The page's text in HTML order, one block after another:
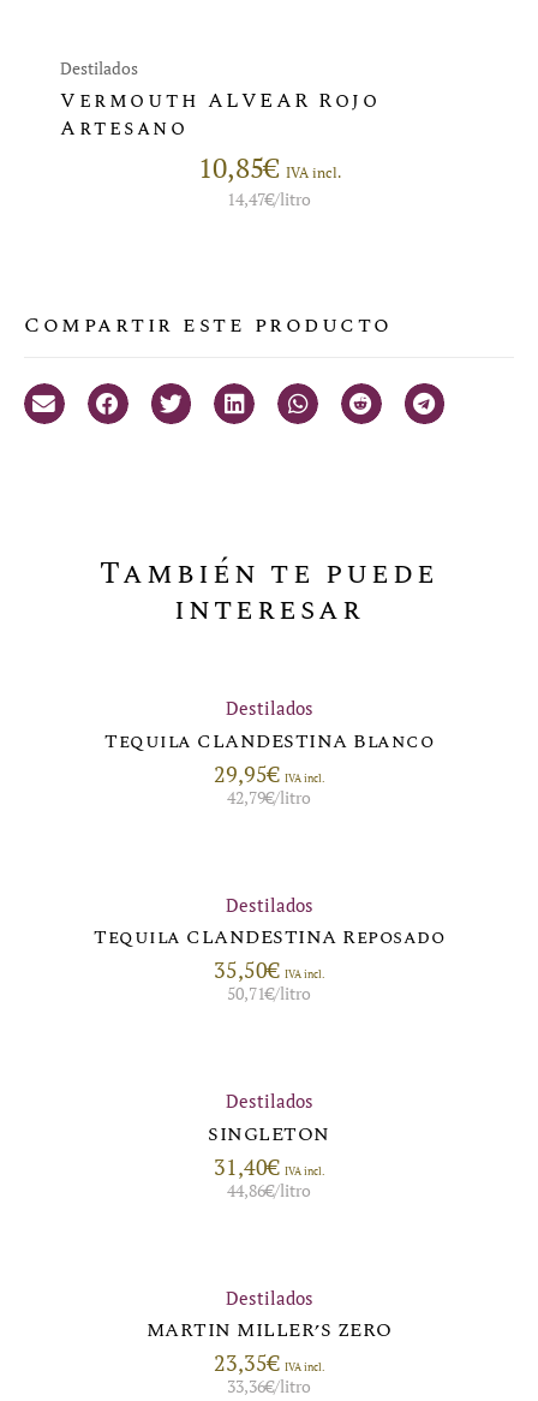
Destilados
Vermouth ALVEAR Rojo
Artesano
10,85€ IVA incl.
14,47€/litro
Compartir este producto
También te puede
interesar
Destilados
Tequila CLANDESTINA Blanco
29,95€ IVA incl.
42,79€/litro
Destilados
Tequila CLANDESTINA Reposado
35,50€ IVA incl.
50,71€/litro
Destilados
SINGLETON
31,40€ IVA incl.
44,86€/litro
Destilados
MARTIN MILLER’S ZERO
23,35€ IVA incl.
33,36€/litro